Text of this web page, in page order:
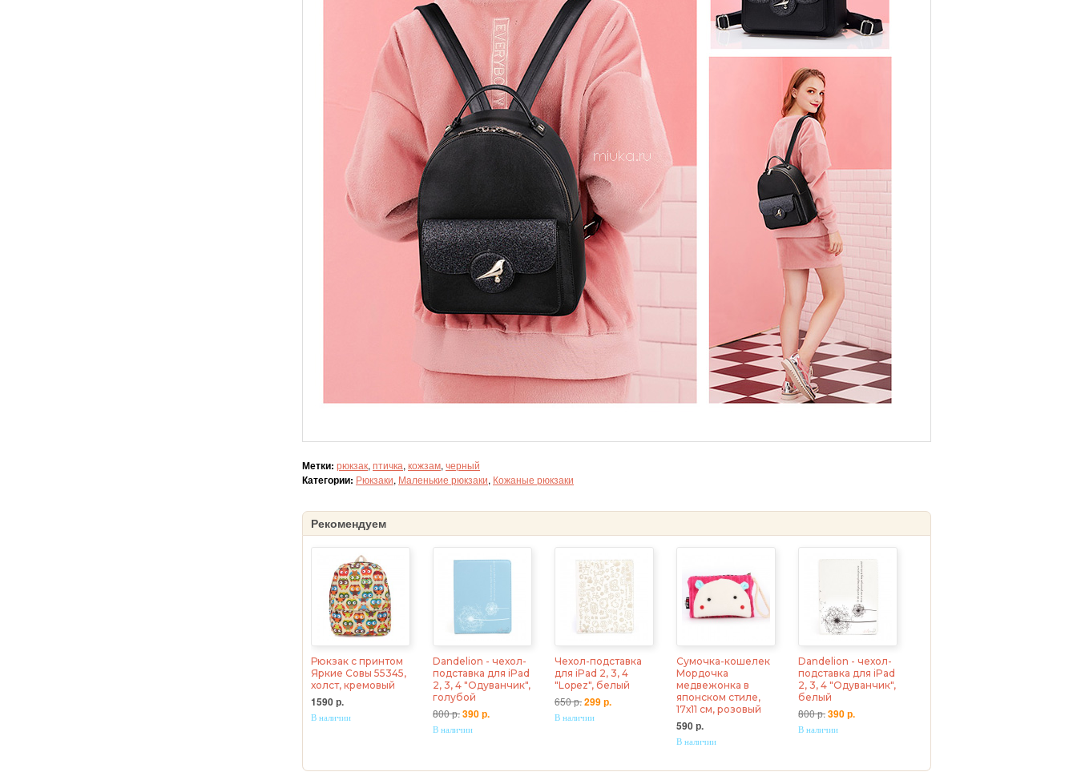
Метки: рюкзак, птичка, кожзам, черный
Категории: Рюкзаки, Маленькие рюкзаки, Кожаные рюкзаки
Рекомендуем
Рюкзак с принтом
Яркие Совы 55345,
холст, кремовый
1590 р.
В наличии
Dandelion - чехол-
подставка для iPad
2, 3, 4 "Одуванчик",
голубой
800 р.390 р.
В наличии
Чехол-подставка
для iPad 2, 3, 4
"Lopez", белый
650 р.299 р.
В наличии
Сумочка-кошелек
Мордочка
медвежонка в
японском стиле,
17х11 см, розовый
590 р.
В наличии
Dandelion - чехол-
подставка для iPad
2, 3, 4 "Одуванчик",
белый
800 р.390 р.
В наличии